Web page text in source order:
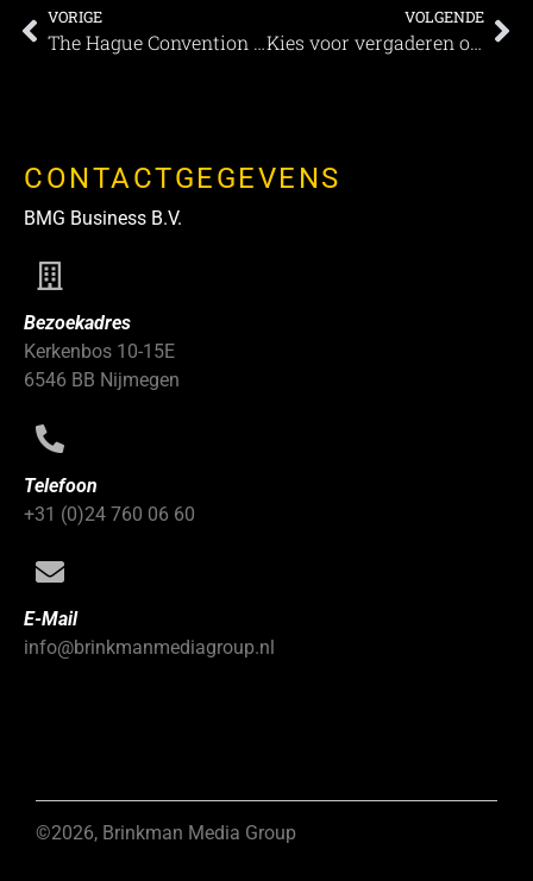
VORIGE
The Hague Convention Bureau introduceert nieuw concept
VOLGENDE
Kies voor vergaderen op het water
CONTACTGEGEVENS
BMG Business B.V.
Bezoekadres
Kerkenbos 10-15E
6546 BB Nijmegen
Telefoon
+31 (0)24 760 06 60
E-Mail
info@brinkmanmediagroup.nl
©2026, Brinkman Media Group